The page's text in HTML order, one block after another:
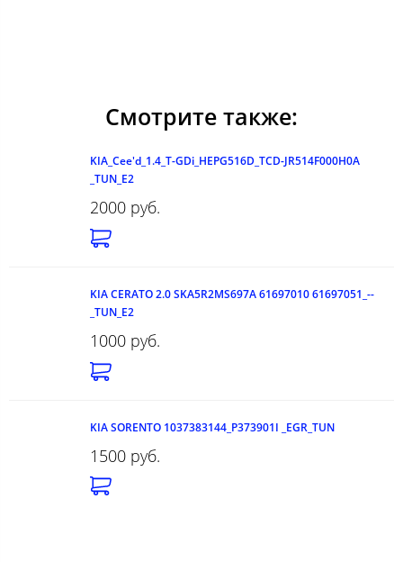
Смотрите также:
KIA_Cee'd_1.4_T-GDi_HEPG516D_TCD-JR514F000H0A
_TUN_E2
2000 руб.
KIA CERATO 2.0 SKA5R2MS697A 61697010 61697051_--
_TUN_E2
1000 руб.
KIA SORENTO 1037383144_P373901I _EGR_TUN
1500 руб.